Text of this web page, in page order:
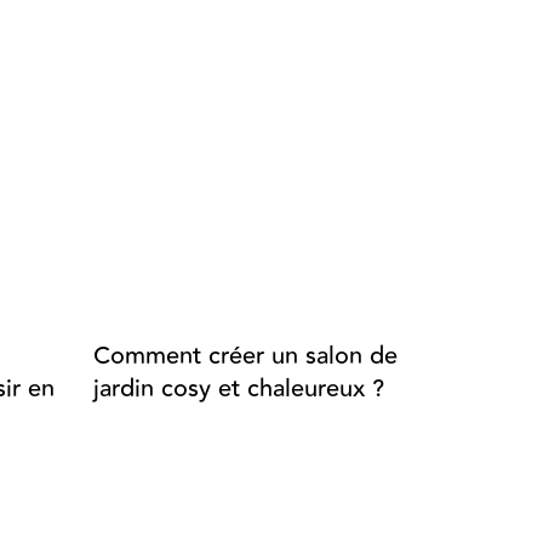
en
Comment créer un salon de
jardin cosy et chaleureux ?